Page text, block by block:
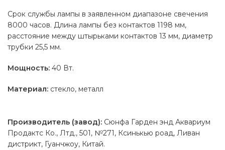
Срок службы лампы в заявленном диапазоне свечения
8000 часов. Длина лампы без контактов 1198 мм,
расстояние между штырьками контактов 13 мм, диаметр
трубки 25,5 мм.
Мощность: 40 Вт.
Материал: стекло, металл
Производитель (завод): Сюнфа Гарден энд Аквариум
Продактс Ко., Лтд., 501, №271, Ксинькью роад, Ливан
дистрикт, Гуанчжоу, Китай.